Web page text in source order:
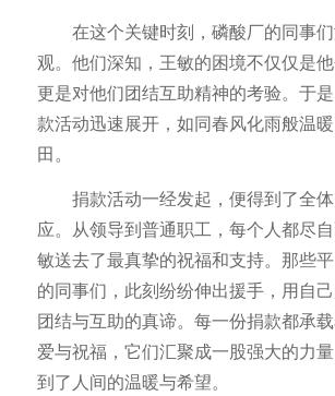
在这个关键时刻，磷酸厂的同事
观。他们深知，王敏的困境不仅仅是他
更是对他们团结互助精神的考验。于
款活动迅速展开，如同春风化雨般温
田。
捐款活动一经发起，便得到了全
应。从领导到普通职工，每个人都尽
敏送去了最真挚的祝福和支持。那些
的同事们，此刻纷纷伸出援手，用自
团结与互助的真谛。每一份捐款都承
爱与祝福，它们汇聚成一股强大的力
到了人间的温暖与希望。